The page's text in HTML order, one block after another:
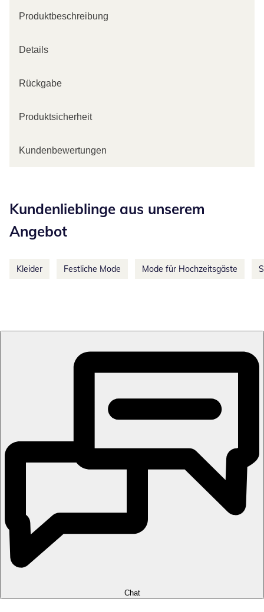
Produktbeschreibung
Details
Rückgabe
Produktsicherheit
Kundenbewertungen
Kundenlieblinge aus unserem
Angebot
Kleider Festliche Mode Mode für Hochzeitsgäste
Chat